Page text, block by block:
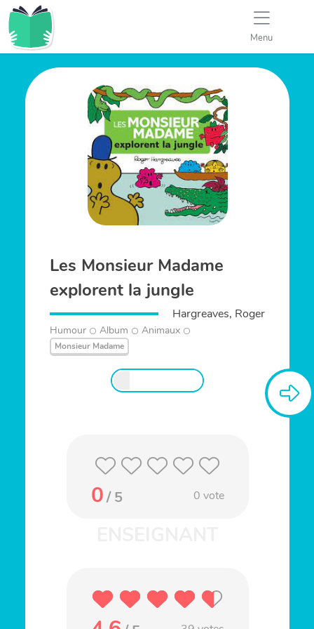
Menu
Les Monsieur Madame
explorent la jungle
Hargreaves, Roger
Humour Album Animaux
Monsieur Madame
0/ 5 0 vote